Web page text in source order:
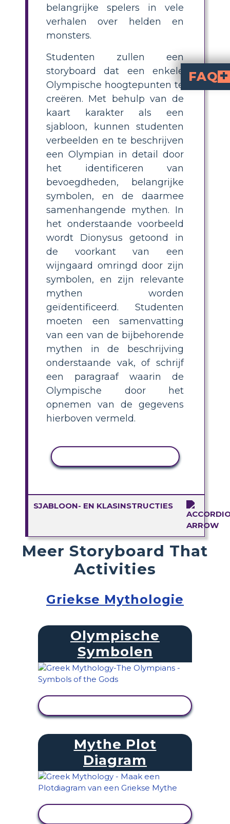
belangrijke spelers in vele
verhalen over helden en
monsters.
Studenten zullen een
storyboard dat een enkele
Olympische hoogtepunten te
creëren. Met behulp van de
kaart karakter als een
sjabloon, kunnen studenten
verbeelden en te beschrijven
een Olympian in detail door
het identificeren van
bevoegdheden, belangrijke
symbolen, en de daarmee
samenhangende mythen. In
het onderstaande voorbeeld
wordt Dionysus getoond in
de voorkant van een
wijngaard omringd door zijn
symbolen, en zijn relevante
mythen worden
geïdentificeerd. Studenten
moeten een samenvatting
van een van de bijbehorende
mythen in de beschrijving
onderstaande vak, of schrijf
een paragraaf waarin de
Olympische door het
opnemen van de gegevens
hierboven vermeld.
SJABLOON- EN KLASINSTRUCTIES
Meer Storyboard That
Activities
Griekse Mythologie
Olympische
Symbolen
Mythe Plot
Diagram
FAQ